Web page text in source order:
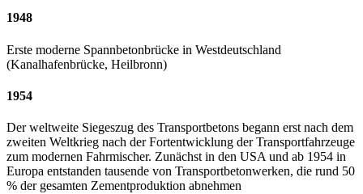
1948
Erste moderne Spannbetonbrücke in Westdeutschland
(Kanalhafenbrücke, Heilbronn)
1954
Der weltweite Siegeszug des Transportbetons begann erst nach dem
zweiten Weltkrieg nach der Fortentwicklung der Transportfahrzeuge
zum modernen Fahrmischer. Zunächst in den USA und ab 1954 in
Europa entstanden tausende von Transportbetonwerken, die rund 50
% der gesamten Zementproduktion abnehmen